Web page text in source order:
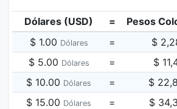
Dólares (USD) =
Pesos
$ 1.00 Dólares = $
$ 5.00 Dólares = $
$ 10.00 Dólares = $
$ 15.00 Dólares = $